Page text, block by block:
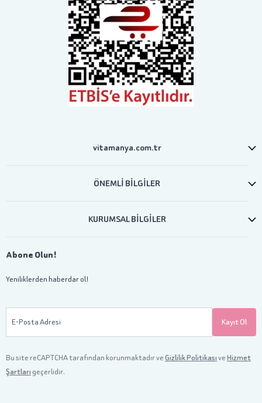
vitamanya.com.tr
ÖNEMLİ BİLGİLER
KURUMSAL BİLGİLER
Abone Olun!
Yeniliklerden haberdar ol!
E-Posta Adresi Kayıt Ol
Bu site reCAPTCHA tarafından korunmaktadır veGizlilik PolitikasıveHizmet
Şartları geçerlidir.